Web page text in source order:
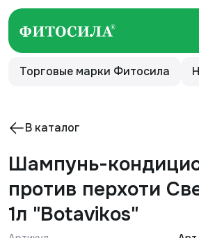
Торговые марки Фитосила
В каталог
Шампунь-
против перхоти
1л "Botavikos"